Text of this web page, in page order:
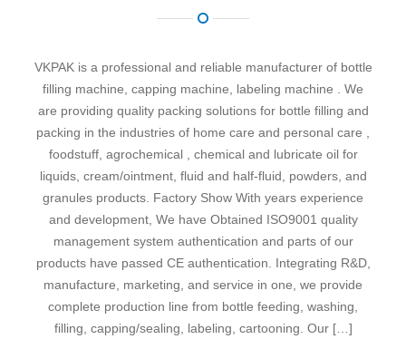
VKPAK is a professional and reliable manufacturer of bottle
filling machine, capping machine, labeling machine . We
are providing quality packing solutions for bottle filling and
packing in the industries of home care and personal care ,
foodstuff, agrochemical , chemical and lubricate oil for
liquids, cream/ointment, fluid and half-fluid, powders, and
granules products. Factory Show With years experience
and development, We have Obtained ISO9001 quality
management system authentication and parts of our
products have passed CE authentication. Integrating R&D,
manufacture, marketing, and service in one, we provide
complete production line from bottle feeding, washing,
filling, capping/sealing, labeling, cartooning. Our […]